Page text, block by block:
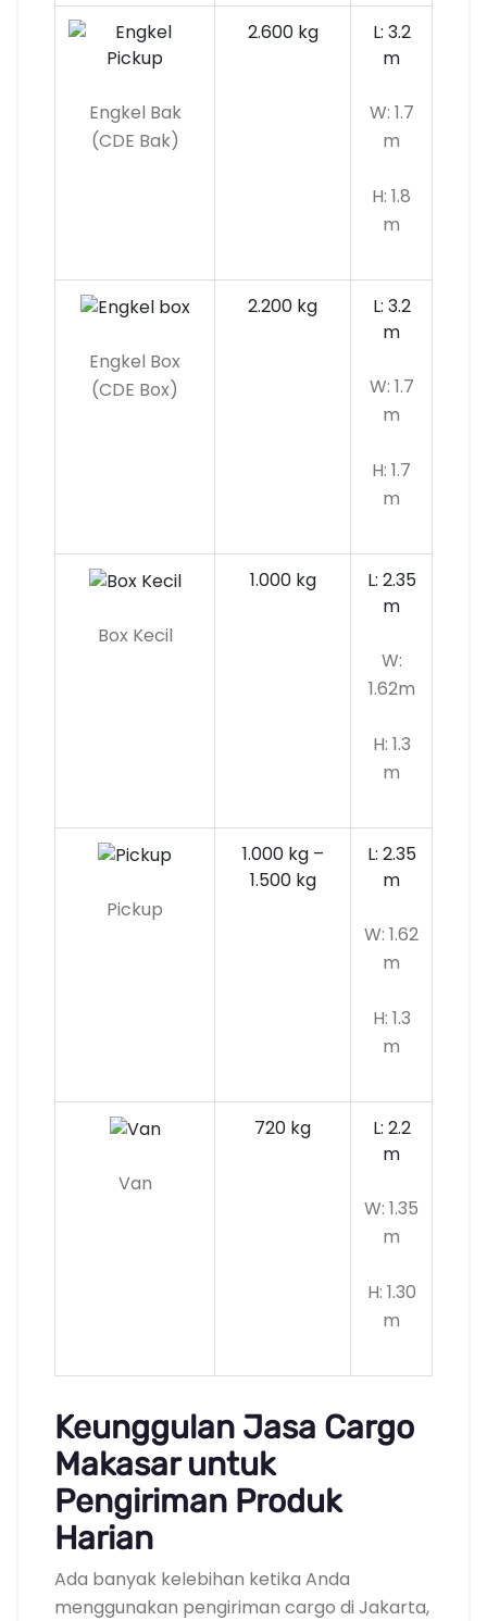
Engkel Bak
(CDE Bak)
2.600 kg
L: 3.2
m
W: 1.7
m
H: 1.8
m
Engkel Box
(CDE Box)
2.200 kg
L: 3.2
m
W: 1.7
m
H: 1.7
m
Box Kecil
1.000 kg
L: 2.35
m
W:
1.62m
H: 1.3
m
Pickup
1.000 kg –
1.500 kg
L: 2.35
m
W: 1.62
m
H: 1.3
m
Van
720 kg
L: 2.2
m
W: 1.35
m
H: 1.30
m
Keunggulan Jasa Cargo
Makasar untuk
Pengiriman Produk
Harian
Ada banyak kelebihan ketika Anda
menggunakan pengiriman cargo di Jakarta,